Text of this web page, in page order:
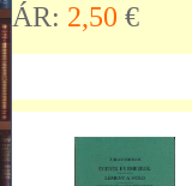
ÁR: 2,50 €